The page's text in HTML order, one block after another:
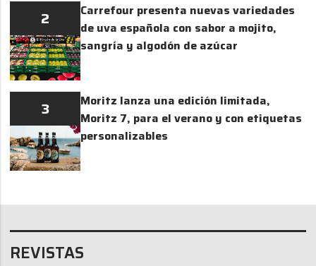
2
Carrefour presenta nuevas variedades
de uva española con sabor a mojito,
sangría y algodón de azúcar
3
Moritz lanza una edición limitada,
Moritz 7, para el verano y con etiquetas
personalizables
REVISTAS